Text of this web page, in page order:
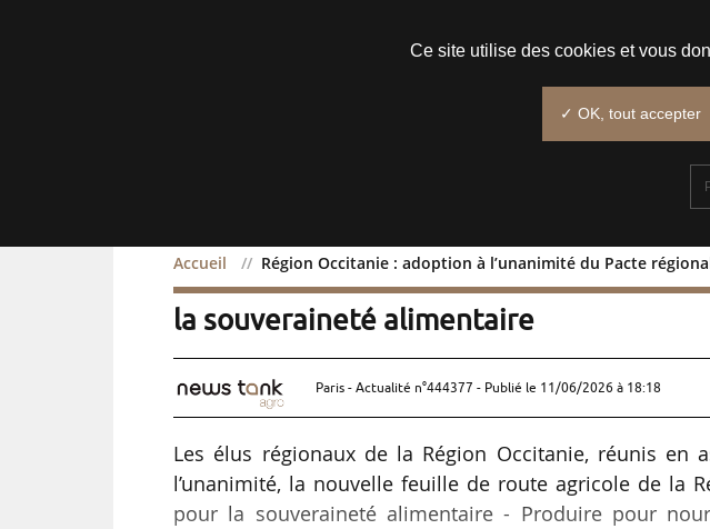
Accueil Région Occitanie : adoption à l’unanimité du Pacte
Région Occitanie : adoption à
la souveraineté alimentaire
Paris - Actualité n°444377 - Publié le 11/06/2026 à 18:18
Les élus régionaux de la Région Occitanie, réunis en
l’unanimité, la nouvelle feuille de route agricole de la
pour la souveraineté alimentaire - Produire pour
Ce site utilise des cookies et vous
✓ OK, tout accepter